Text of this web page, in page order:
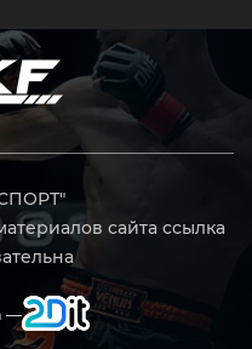
сайта ссылка
—
чтобы закрыть